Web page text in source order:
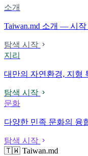
소개
Taiwan.md 소개 — 시
탐색 시작
지리
대만의 자연환경, 지형
탐색 시작
문화
다양한 민족 문화의 융
탐색 시작
🇹🇼 Taiwan.md